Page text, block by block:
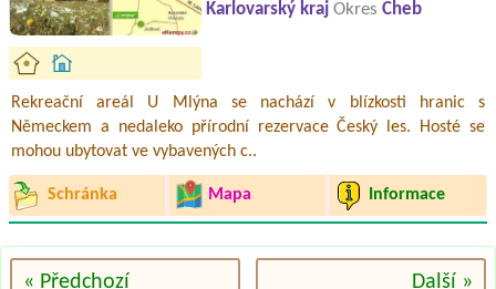
Karlovarský kraj Okres Cheb
Rekreační areál U Mlýna se nachází v blízkosti hranic s
Německem a nedaleko přírodní rezervace Český les. Hosté se
mohou ubytovat ve vybavených c..
Schránka Mapa Informace
« Předchozí Další »